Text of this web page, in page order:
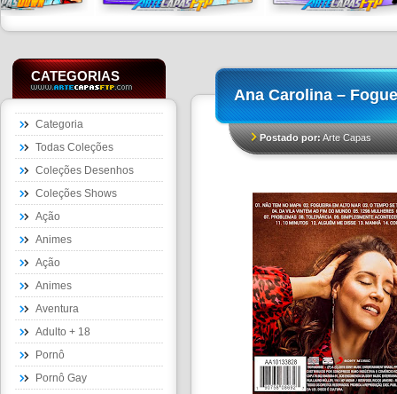
CATEGORIAS
Categoria
Todas Coleções
Coleções Desenhos
Coleções Shows
Ação
Animes
Ação
Animes
Aventura
Adulto + 18
Pornô
Pornô Gay
Ana Carolina –
Postado por:Arte Capas